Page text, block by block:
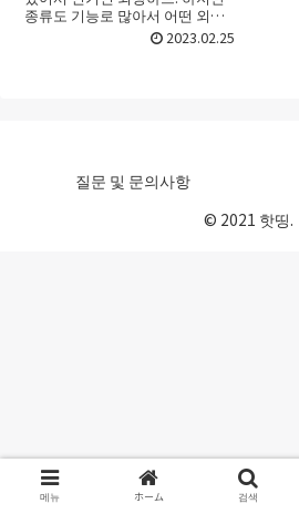
종류도 기능로 많아서 어떤 외장
하드를 골라야 할지 선택하기가
어려울 때가 있죠. 처음 접할 때라
2023.02.25
질문 및 문의사항
© 2021 핫띵.
메뉴 ホーム 검색